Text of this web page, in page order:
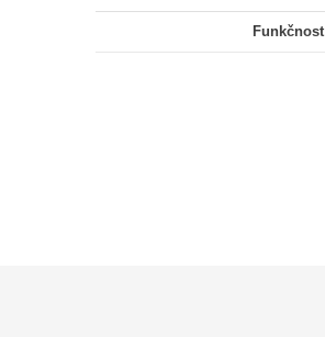
Funkčnost